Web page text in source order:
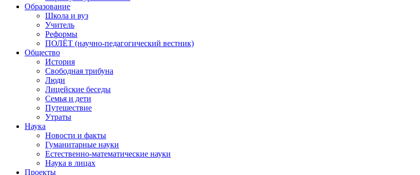
Образование
Школа и вуз
Учитель
Реформы
ПОЛЁТ (научно-педагогический вестник)
Общество
История
Свободная трибуна
Люди
Лицейские беседы
Семья и дети
Путешествие
Утраты
Наука
Новости и факты
Гуманитарные науки
Естественно-математические науки
Наука в лицах
Проекты